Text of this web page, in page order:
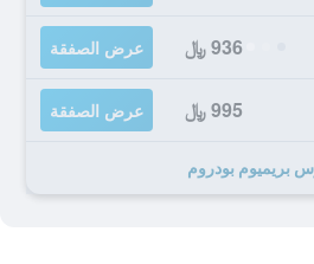
936 ﷼ عرض الصفقة
995 ﷼ عرض الصفقة